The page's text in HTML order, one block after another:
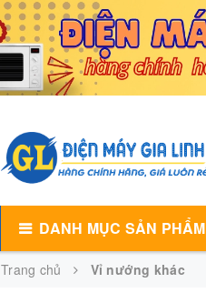
DANH MỤC SẢN PHẨM
Trang chủ Vỉ nướng khác